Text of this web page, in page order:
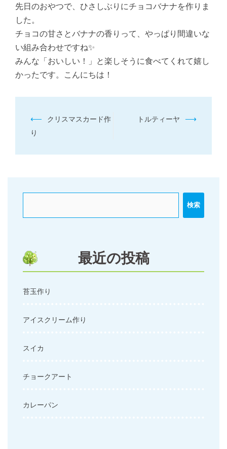
先日のおやつで、ひさしぶりにチョコバナナを作りま
した。
チョコの甘さとバナナの香りって、やっぱり間違いな
い組み合わせですね✨
みんな「おいしい！」と楽しそうに食べてくれて嬉し
かったです。こんにちは！
投
稿
ー
⟵
クリスマスカード作
り
トルティーヤ ⟶
検索
最近の投稿
苔玉作り
アイスクリーム作り
スイカ
チョークアート
カレーパン